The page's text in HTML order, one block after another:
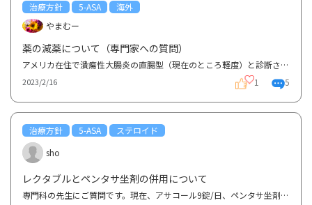
治療方針 5-ASA
海外
やまむー
薬の減薬について（専門家への質問）
アメリカ在住で潰瘍性大腸炎の直腸型（現在のところ軽度）と診断されています。昨年同様の相談をさせて...
2023/2/16 1 5
治療方針 5-ASA
ステロイド
sho
レクタブルとペンタサ坐剤の併用について
専門科の先生にご質問です。現在、アサコール9錠/日、ペンタサ坐剤、症状の強い時に限定してレクタブル...